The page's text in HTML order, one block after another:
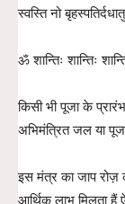
स्वस्ति नो
ॐ शान्तिः शान्तिः
किसी भी पूजा के
अभिमंत्रित जल या
इस मंत्र का जाप
आर्थिक लाभ मिलता हैं